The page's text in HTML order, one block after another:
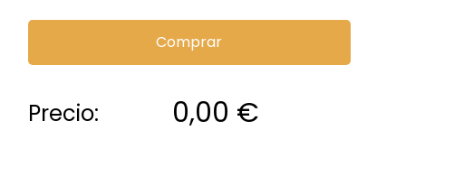
Comprar
Precio: 0,00 €